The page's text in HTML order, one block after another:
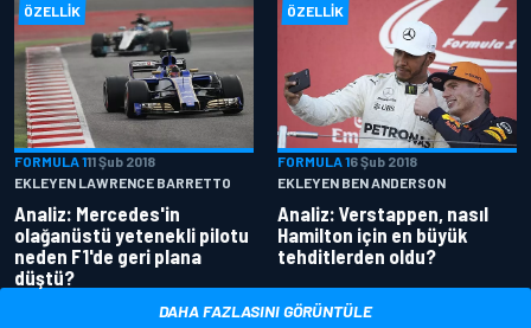
ÖZELLIK
FORMULA 111 Şub 2018
EKLEYEN LAWRENCE BARRETTO
Analiz: Mercedes'in
olağanüstü yetenekli pilotu
neden F1'de geri plana
düştü?
ÖZELLIK
FORMULA 16 Şub 2018
EKLEYEN BEN ANDERSON
Analiz: Verstappen, nasıl
Hamilton için en büyük
tehditlerden oldu?
DAHA FAZLASINI GÖRÜNTÜLE